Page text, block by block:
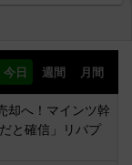
今日 週間 月間
却へ！マインツ幹
と確信」リバプ